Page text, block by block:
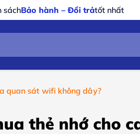
trảtốt nhất Sản phẩm
quan sát wifi không dây?
thẻ nhớ cho